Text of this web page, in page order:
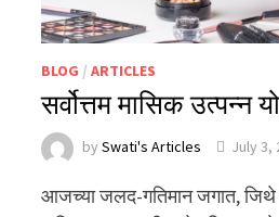
BLOG /ARTICLES
सर्वोत्तम मासिक उत्पन्न
bySwati's Articles July 3,
आजच्या जलद-गतिमान जगात, जिथे